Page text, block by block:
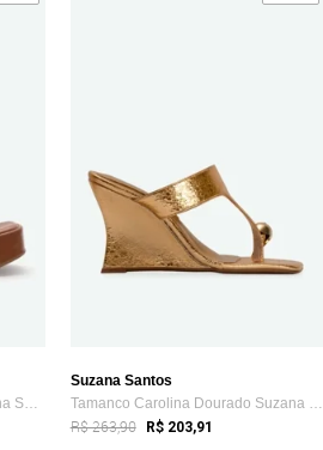
Tamanco Deby Caramelo Suzana Santos
Suzana Santos
Tamanco Carolina Dourado Suzana Santos
R$ 263,90 R$ 203,91